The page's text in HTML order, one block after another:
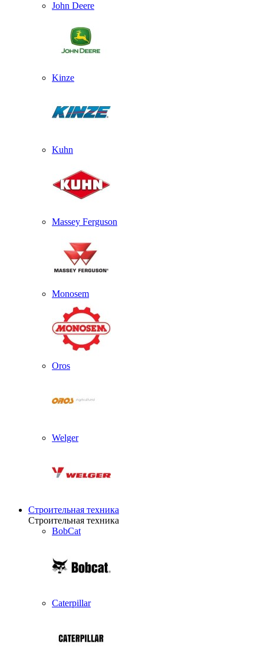
John Deere
Kinze
Kuhn
Massey Ferguson
Monosem
Oros
Welger
Строительная техника
Строительная техника
BobCat
Caterpillar